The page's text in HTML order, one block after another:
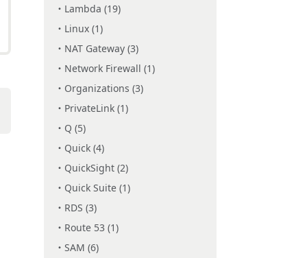
Lambda (19)
Linux (1)
NAT Gateway (3)
Network Firewall (1)
Organizations (3)
PrivateLink (1)
Q (5)
Quick (4)
QuickSight (2)
Quick Suite (1)
RDS (3)
Route 53 (1)
SAM (6)